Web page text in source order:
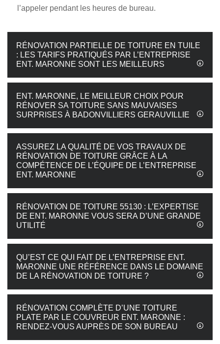
l’appeler pendant les heures de bureau.
RÉNOVATION PARTIELLE DE TOITURE EN TUILE
: LES TARIFS PRATIQUÉS PAR L’ENTREPRISE
ENT. MARONNE SONT LES MEILLEURS
ENT. MARONNE, LE MEILLEUR CHOIX POUR
RÉNOVER SA TOITURE SANS MAUVAISES
SURPRISES À BADONVILLIERS GERAUVILLIE
ASSUREZ LA QUALITÉ DE VOS TRAVAUX DE
RÉNOVATION DE TOITURE GRÂCE À LA
COMPÉTENCE DE L’ÉQUIPE DE L’ENTREPRISE
ENT. MARONNE
RÉNOVATION DE TOITURE 55130 : L’EXPERTISE
DE ENT. MARONNE VOUS SERA D’UNE GRANDE
UTILITÉ
QU’EST CE QUI FAIT DE L’ENTREPRISE ENT.
MARONNE UNE RÉFÉRENCE DANS LE DOMAINE
DE LA RÉNOVATION DE TOITURE ?
RÉNOVATION COMPLÈTE D’UNE TOITURE
PLATE PAR LE COUVREUR ENT. MARONNE :
RENDEZ-VOUS AUPRÈS DE SON BUREAU